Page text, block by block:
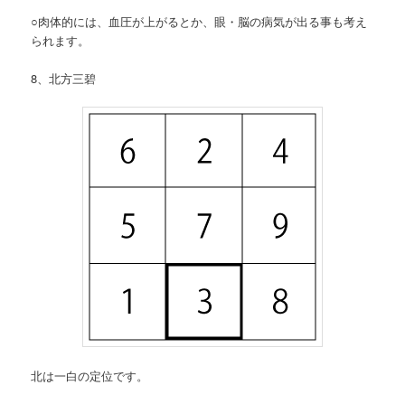
○肉体的には、血圧が上がるとか、眼・脳の病気が出る事も考え
られます。
8、北方三碧
北は一白の定位です。